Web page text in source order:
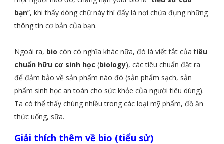
bạn”, khi thấy dòng chữ này thì đấy là nơi chứa đựng những
thông tin cơ bản của bạn.
Ngoài ra, bio còn có nghĩa khác nữa, đó là viết tắt của tiêu
chuẩn hữu cơ sinh học (biology), các tiêu chuẩn đặt ra
để đảm bảo về sản phẩm nào đó (sản phẩm sạch, sản
phẩm sinh học an toàn cho sức khỏe của người tiêu dùng).
Ta có thể thấy chúng nhiều trong các loại mỹ phẩm, đồ ăn
thức uống, sữa.
Giải thích thêm về bio (tiểu sử)